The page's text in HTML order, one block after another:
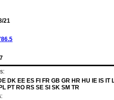
21
DK EE ES FI FR GB GR HR HU IE IS IT
PT RO RS SE SI SK SM TR